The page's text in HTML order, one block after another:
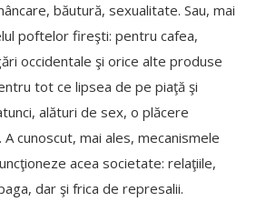
băutură, sexualitate. Sau, mai
poftelor fireşti: pentru cafea,
occidentale şi orice alte produse
tot ce lipsea de pe piaţă şi
alături de sex, o plăcere
cunoscut, mai ales, mecanismele
acea societate: relaţiile,
dar şi frica de represalii.